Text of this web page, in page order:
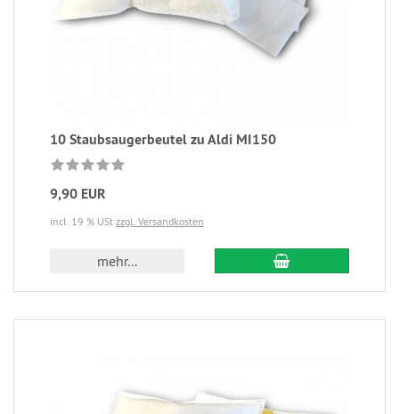
10 Staubsaugerbeutel zu Aldi MI150
9,90 EUR
incl. 19 % USt zzgl. Versandkosten
mehr...